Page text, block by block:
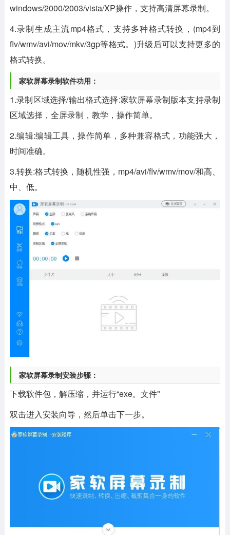
windows/2000/2003/vista/XP操作，支持高清屏幕录制。
4.录制生成主流mp4格式，支持多种格式转换，(mp4到
flv/wmv/avi/mov/mkv/3gp等格式。)升级后可以支持更多的
格式转换。
家软屏幕录制软件功用：
1.录制区域选择/输出格式选择:家软屏幕录制版本支持录制
区域选择，全屏录制，教学，操作简单。
2.编辑:编辑工具，操作简单，多种兼容格式，功能强大，
时间准确。
3.转换:格式转换，随机性强，mp4/avi/flv/wmv/mov/和高、
中、低。
家软屏幕录制安装步骤：
下载软件包，解压缩，并运行“exe。文件"
双击进入安装向导，然后单击下一步。